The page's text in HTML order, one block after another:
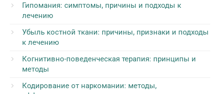
Гипомания: симптомы, причины и подходы к
лечению
Убыль костной ткани: причины, признаки и подходы
к лечению
Когнитивно-поведенческая терапия: принципы и
методы
Кодирование от наркомании: методы,